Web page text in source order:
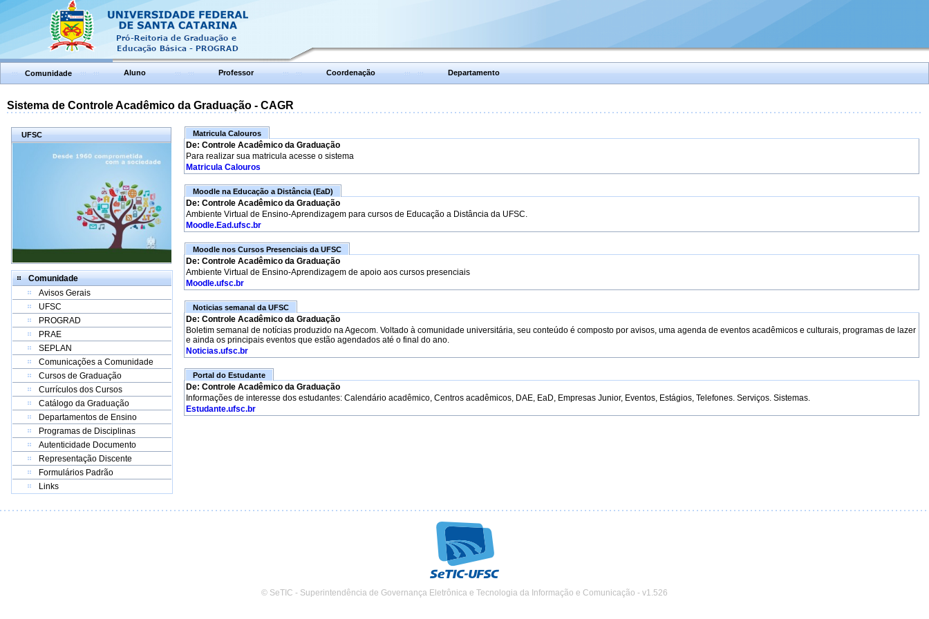
Comunidade Aluno Professor Coordenação Departamento
Sistema de Controle Acadêmico da Graduação - CAGR
UFSC
Comunidade
Avisos Gerais
UFSC
PROGRAD
PRAE
SEPLAN
Comunicações a Comunidade
Cursos de Graduação
Currículos dos Cursos
Catálogo da Graduação
Departamentos de Ensino
Programas de Disciplinas
Autenticidade Documento
Representação Discente
Formulários Padrão
Links
Matricula Calouros
De: Controle Acadêmico da Graduação
Para realizar sua matricula acesse o sistema
Matricula Calouros
Moodle na Educação a Distância (EaD)
De: Controle Acadêmico da Graduação
Ambiente Virtual de Ensino-Aprendizagem para cursos de Educação a Distância da UFSC.
Moodle.Ead.ufsc.br
Moodle nos Cursos Presenciais da UFSC
De: Controle Acadêmico da Graduação
Ambiente Virtual de Ensino-Aprendizagem de apoio aos cursos presenciais
Moodle.ufsc.br
Noticias semanal da UFSC
De: Controle Acadêmico da Graduação
Boletim semanal de notícias produzido na Agecom. Voltado à comunidade universitária, seu conteúdo é composto por avisos, uma agenda de eventos acadêmicos e culturais, programas de lazer
e ainda os principais eventos que estão agendados até o final do ano.
Noticias.ufsc.br
Portal do Estudante
De: Controle Acadêmico da Graduação
Informações de interesse dos estudantes: Calendário acadêmico, Centros acadêmicos, DAE, EaD, Empresas Junior, Eventos, Estágios, Telefones. Serviços. Sistemas.
Estudante.ufsc.br
© SeTIC - Superintendência de Governança Eletrônica e Tecnologia da Informação e Comunicação - v1.526